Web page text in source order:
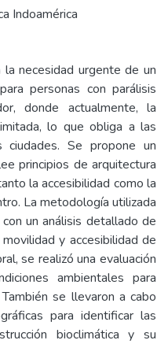
Indoamérica
necesidad urgente de un
personas con parálisis
donde actualmente, la
lo que obliga a las
Se propone un
principios de arquitectura
la accesibilidad como la
La metodología utilizada
un análisis detallado de
y accesibilidad de
se realizó una evaluación
ambientales para
se llevaron a cabo
para identificar las
bioclimática y su